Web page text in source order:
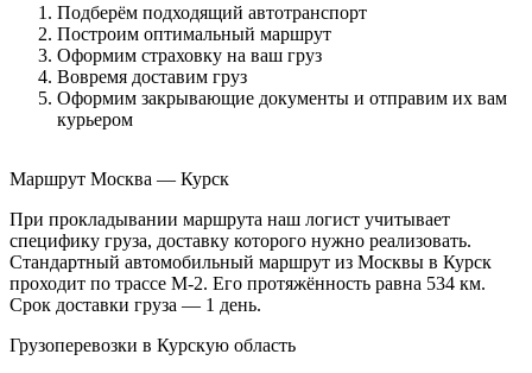
Подберём подходящий автотранспорт
Построим оптимальный маршрут
Оформим страховку на ваш груз
Вовремя доставим груз
Оформим закрывающие документы и отправим их вам
курьером
Маршрут Москва — Курск
При прокладывании маршрута наш логист учитывает
специфику груза, доставку которого нужно реализовать.
Стандартный автомобильный маршрут из Москвы в Курск
проходит по трассе М-2. Его протяжённость равна 534 км.
Срок доставки груза — 1 день.
Грузоперевозки в Курскую область